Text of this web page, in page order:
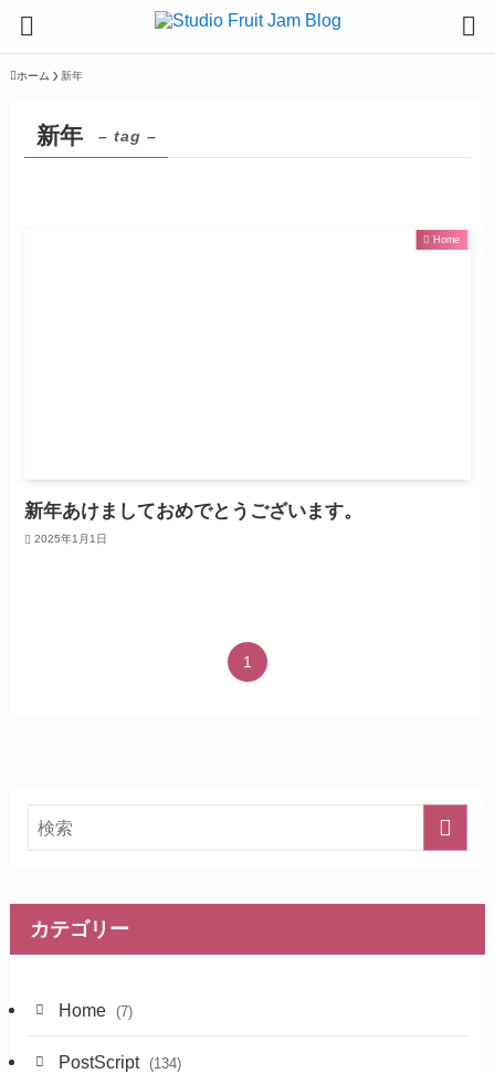
ホーム 新年
新年 – tag –
Home
新年あけましておめでとうございます。
2025年1月1日
1
カテゴリー
Home (7)
PostScript (134)